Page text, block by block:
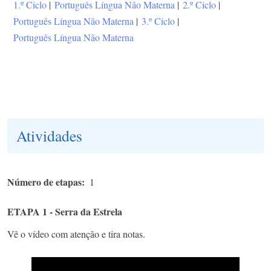
1.º Ciclo | Português Língua Não Materna | 2.º Ciclo |
Português Língua Não Materna | 3.º Ciclo |
Português Língua Não Materna
Atividades
Número de etapas 1
ETAPA 1 - Serra da Estrela
Vê o vídeo com atenção e tira notas.